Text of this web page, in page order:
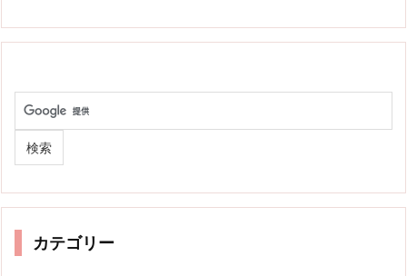
カテゴリー